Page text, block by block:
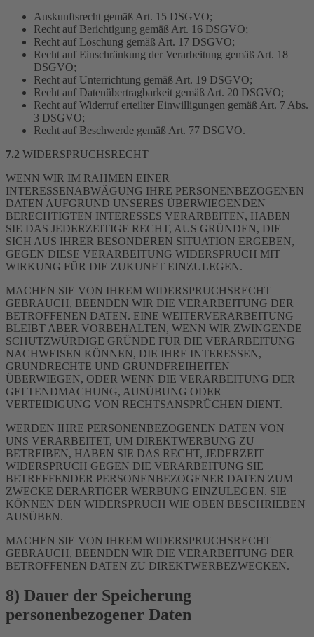
Auskunftsrecht gemäß Art. 15 DSGVO;
Recht auf Berichtigung gemäß Art. 16 DSGVO;
Recht auf Löschung gemäß Art. 17 DSGVO;
Recht auf Einschränkung der Verarbeitung gemäß Art. 18
DSGVO;
Recht auf Unterrichtung gemäß Art. 19 DSGVO;
Recht auf Datenübertragbarkeit gemäß Art. 20 DSGVO;
Recht auf Widerruf erteilter Einwilligungen gemäß Art. 7 Abs.
3 DSGVO;
Recht auf Beschwerde gemäß Art. 77 DSGVO.
7.2 WIDERSPRUCHSRECHT
WENN WIR IM RAHMEN EINER
INTERESSENABWÄGUNG IHRE PERSONENBEZOGENEN
DATEN AUFGRUND UNSERES ÜBERWIEGENDEN
BERECHTIGTEN INTERESSES VERARBEITEN, HABEN
SIE DAS JEDERZEITIGE RECHT, AUS GRÜNDEN, DIE
SICH AUS IHRER BESONDEREN SITUATION ERGEBEN,
GEGEN DIESE VERARBEITUNG WIDERSPRUCH MIT
WIRKUNG FÜR DIE ZUKUNFT EINZULEGEN.
MACHEN SIE VON IHREM WIDERSPRUCHSRECHT
GEBRAUCH, BEENDEN WIR DIE VERARBEITUNG DER
BETROFFENEN DATEN. EINE WEITERVERARBEITUNG
BLEIBT ABER VORBEHALTEN, WENN WIR ZWINGENDE
SCHUTZWÜRDIGE GRÜNDE FÜR DIE VERARBEITUNG
NACHWEISEN KÖNNEN, DIE IHRE INTERESSEN,
GRUNDRECHTE UND GRUNDFREIHEITEN
ÜBERWIEGEN, ODER WENN DIE VERARBEITUNG DER
GELTENDMACHUNG, AUSÜBUNG ODER
VERTEIDIGUNG VON RECHTSANSPRÜCHEN DIENT.
WERDEN IHRE PERSONENBEZOGENEN DATEN VON
UNS VERARBEITET, UM DIREKTWERBUNG ZU
BETREIBEN, HABEN SIE DAS RECHT, JEDERZEIT
WIDERSPRUCH GEGEN DIE VERARBEITUNG SIE
BETREFFENDER PERSONENBEZOGENER DATEN ZUM
ZWECKE DERARTIGER WERBUNG EINZULEGEN. SIE
KÖNNEN DEN WIDERSPRUCH WIE OBEN BESCHRIEBEN
AUSÜBEN.
MACHEN SIE VON IHREM WIDERSPRUCHSRECHT
GEBRAUCH, BEENDEN WIR DIE VERARBEITUNG DER
BETROFFENEN DATEN ZU DIREKTWERBEZWECKEN.
8) Dauer der Speicherung
personenbezogener Daten